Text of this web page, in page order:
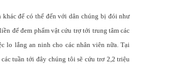
để có thể đến với dân chúng bị đói như
để đem phẩm vật cứu trợ tới trung tâm các
lo lắng an ninh cho các nhân viên nữa. Tại
tuần tới đây chúng tôi sẽ cứu trơ 2,2 triệu